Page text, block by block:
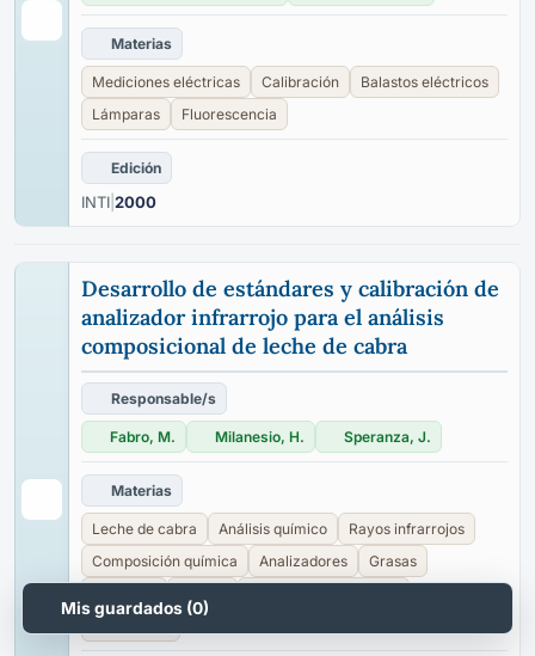
Materias
Mediciones eléctricas Calibración
Balastos eléctricos
Lámparas
Fluorescencia
Edición
INTI 2000
Desarrollo de estándares y calibración de
analizador infrarrojo para el análisis
composicional de leche de cabra
Responsable/s
Fabro, M. Milanesio, H. Speranza, J.
Materias
Leche de cabra Análisis químico
Rayos infrarrojos
Composición química
Analizadores
Grasas
Mis guardados (0)